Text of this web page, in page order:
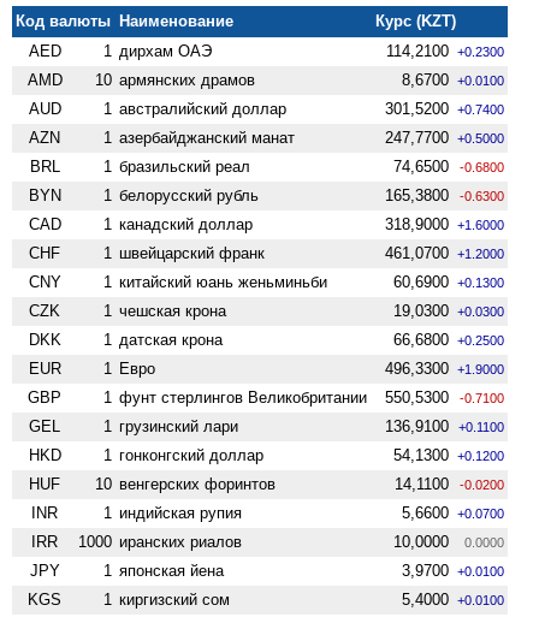
Код валюты Наименование
Курс (KZT)
AED
1 дирхам ОАЭ 114,2100 +0.2300
AMD 10 армянских драмов 8,6700 +0.0100
AUD 1 австралийский доллар 301,5200 +0.7400
AZN 1 азербайджанский манат 247,7700 +0.5000
BRL 1 бразильский реал 74,6500 -0.6800
BYN 1 белорусский рубль 165,3800 -0.6300
CAD 1 канадский доллар 318,9000 +1.6000
CHF 1 швейцарский франк 461,0700 +1.2000
CNY 1 китайский юань женьминьби 60,6900 +0.1300
CZK 1 чешская крона 19,0300 +0.0300
DKK 1 датская крона 66,6800 +0.2500
EUR 1 Евро 496,3300 +1.9000
GBP 1 фунт стерлингов Велико­британии 550,5300 -0.7100
GEL 1 грузинский лари 136,9100 +0.1100
HKD 1 гонконгский доллар 54,1300 +0.1200
HUF 10 венгерских форинтов 14,1100 -0.0200
INR 1 индийская рупия 5,6600 +0.0700
IRR 1000 иранских риалов 10,0000 0.0000
JPY 1 японская йена 3,9700 +0.0100
KGS 1 киргизский сом 5,4000 +0.0100